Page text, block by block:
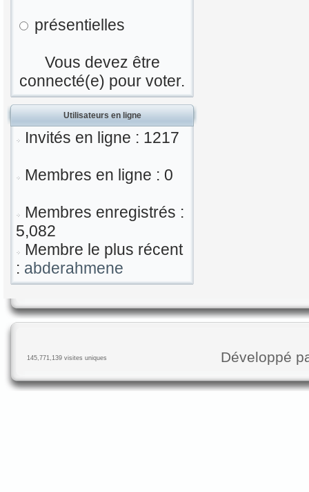
présentielles
Vous devez être
connecté(e) pour voter.
Utilisateurs en ligne
Invités en ligne : 1217
Membres en ligne : 0
Membres enregistrés :
5,082
Membre le plus récent
: abderahmene
145,771,139 visites uniques Développé